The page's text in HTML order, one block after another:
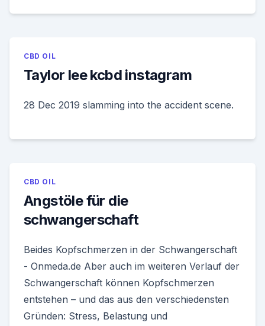
CBD OIL
Taylor lee kcbd instagram
28 Dec 2019 slamming into the accident scene.
CBD OIL
Angstöle für die
schwangerschaft
Beides Kopfschmerzen in der Schwangerschaft
- Onmeda.de Aber auch im weiteren Verlauf der
Schwangerschaft können Kopfschmerzen
entstehen – und das aus den verschiedensten
Gründen: Stress, Belastung und